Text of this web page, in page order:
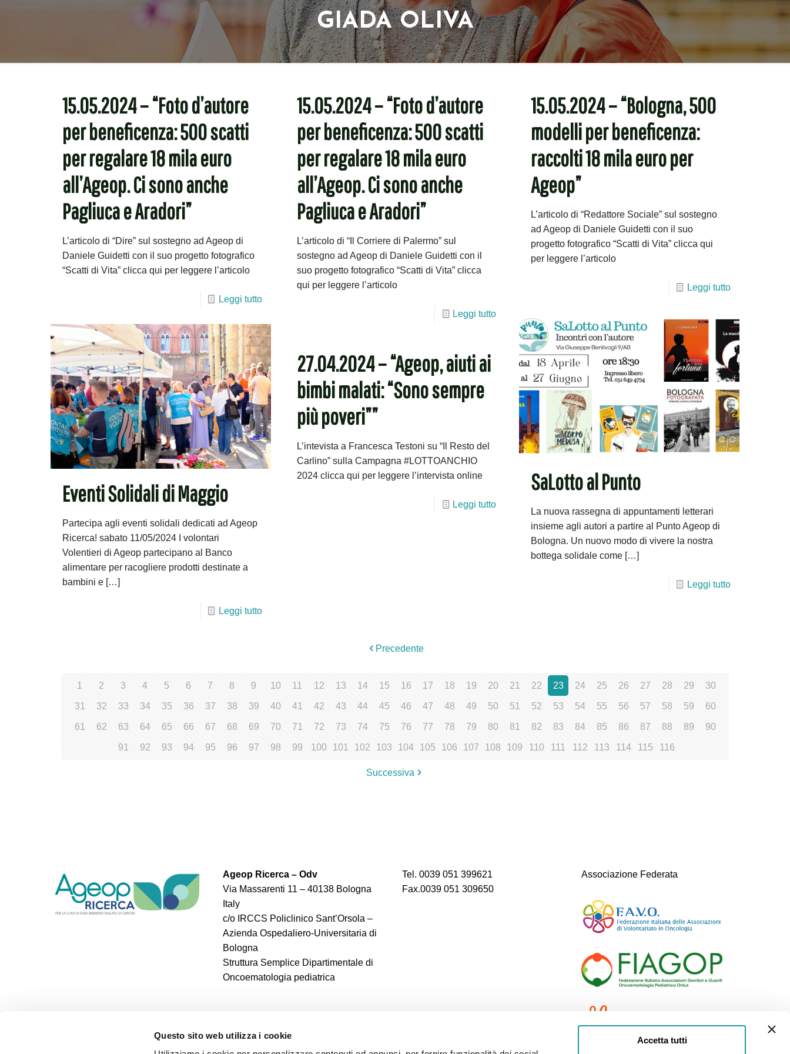
Questo sito web utilizza i cookie
Accetta tutti
GIADA OLIVA
15.05.2024 – “Foto d’autore
per beneficenza: 500 scatti
per regalare 18 mila euro
all’Ageop. Ci sono anche
Pagliuca e Aradori”
L’articolo di “Dire” sul sostegno ad Ageop di
Daniele Guidetti con il suo progetto fotografico
“Scatti di Vita” clicca qui per leggere l’articolo
Leggi tutto
15.05.2024 – “Foto d’autore
per beneficenza: 500 scatti
per regalare 18 mila euro
all’Ageop. Ci sono anche
Pagliuca e Aradori”
L’articolo di “Il Corriere di Palermo” sul
sostegno ad Ageop di Daniele Guidetti con il
suo progetto fotografico “Scatti di Vita” clicca
qui per leggere l’articolo
Leggi tutto
15.05.2024 – “Bologna, 500
modelli per beneficenza:
raccolti 18 mila euro per
Ageop”
L’articolo di “Redattore Sociale” sul sostegno
ad Ageop di Daniele Guidetti con il suo
progetto fotografico “Scatti di Vita” clicca qui
per leggere l’articolo
Leggi tutto
SaLotto al Punto
La nuova rassegna di appuntamenti letterari
insieme agli autori a partire al Punto Ageop di
Bologna. Un nuovo modo di vivere la nostra
bottega solidale come […]
Leggi tutto
Eventi Solidali di Maggio
Partecipa agli eventi solidali dedicati ad Ageop
Ricerca! sabato 11/05/2024 I volontari
Volentieri di Ageop partecipano al Banco
alimentare per racogliere prodotti destinate a
bambini e[…]
Leggi tutto
27.04.2024 – “Ageop, aiuti ai
bimbi malati: “Sono sempre
più poveri””
L’intevista a Francesca Testoni su “Il Resto del
Carlino” sulla Campagna #LOTTOANCHIO
2024 clicca qui per leggere l’intervista online
Leggi tutto
Precedente
1 2 3 4 5 6 7 8 9 10 11 12 13 14 15 16 17 18 19 20 21 22 23 24 25 26 27 28 29 30
31 32 33 34 35 36 37 38 39 40 41 42 43 44 45 46 47 48 49 50 51 52 53 54 55 56 57 58 59 60
61 62 63 64 65 66 67 68 69 70 71 72 73 74 75 76 77 78 79 80 81 82 83 84 85 86 87 88 89 90
91 92 93 94 95 96 97 98 99 100 101 102 103 104 105 106 107 108 109 110 111 112 113 114 115 116
Successiva
Ageop Ricerca – Odv
Via Massarenti 11 – 40138 Bologna
Italy
c/o IRCCS Policlinico Sant’Orsola –
Azienda Ospedaliero-Universitaria di
Bologna
Struttura Semplice Dipartimentale di
Oncoematologia pediatrica
Tel. 0039 051 399621
Fax.0039 051 309650
Associazione Federata